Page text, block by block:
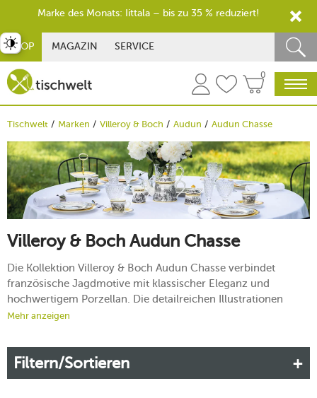
SHOP MAGAZIN SERVICE
0
Tischwelt Marken Villeroy & Boch Audun Audun Chasse
Villeroy & Boch Audun Chasse
Die Kollektion Villeroy & Boch Audun Chasse verbindet
französische Jagdmotive mit klassischer Eleganz und
hochwertigem Porzellan. Die detailreichen Illustrationen
wirken traditionsbewusst und zugleich zeitlos, sodass das
überzeugt. Warme Gelbtöne, feine Linien und harmonische
Formen prägen den Charakter dieser Serie.
Mehr erfahren!
Mehr anzeigen
Filtern/Sortieren
umschalten
Marke des Monats: Iittala – bis zu 35 % reduziert!